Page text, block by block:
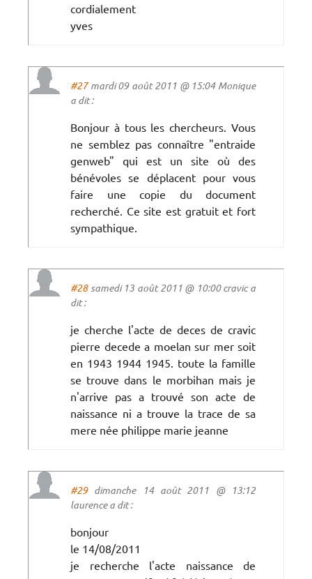
cordialement
yves
#27mardi 09 août 2011 @ 15:04 Monique
a dit :
Bonjour à tous les chercheurs. Vous
ne semblez pas connaître "entraide
genweb" qui est un site où des
bénévoles se déplacent pour vous
faire une copie du document
recherché. Ce site est gratuit et fort
sympathique.
#28samedi 13 août 2011 @ 10:00 cravic a
dit :
je cherche l'acte de deces de cravic
pierre decede a moelan sur mer soit
en 1943 1944 1945. toute la famille
se trouve dans le morbihan mais je
n'arrive pas a trouvé son acte de
naissance ni a trouve la trace de sa
mere née philippe marie jeanne
#29dimanche 14 août 2011 @ 13:12
laurence a dit :
bonjour
le 14/08/2011
je recherche l'acte naissance de